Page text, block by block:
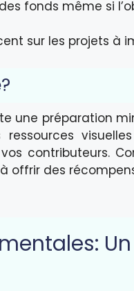
fonds même si
sur les projets à
une préparation
contributeurs.
offrir des